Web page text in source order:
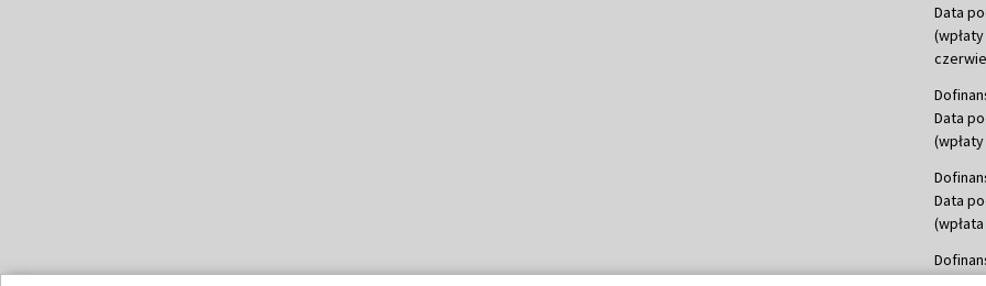
Data
Data
Data